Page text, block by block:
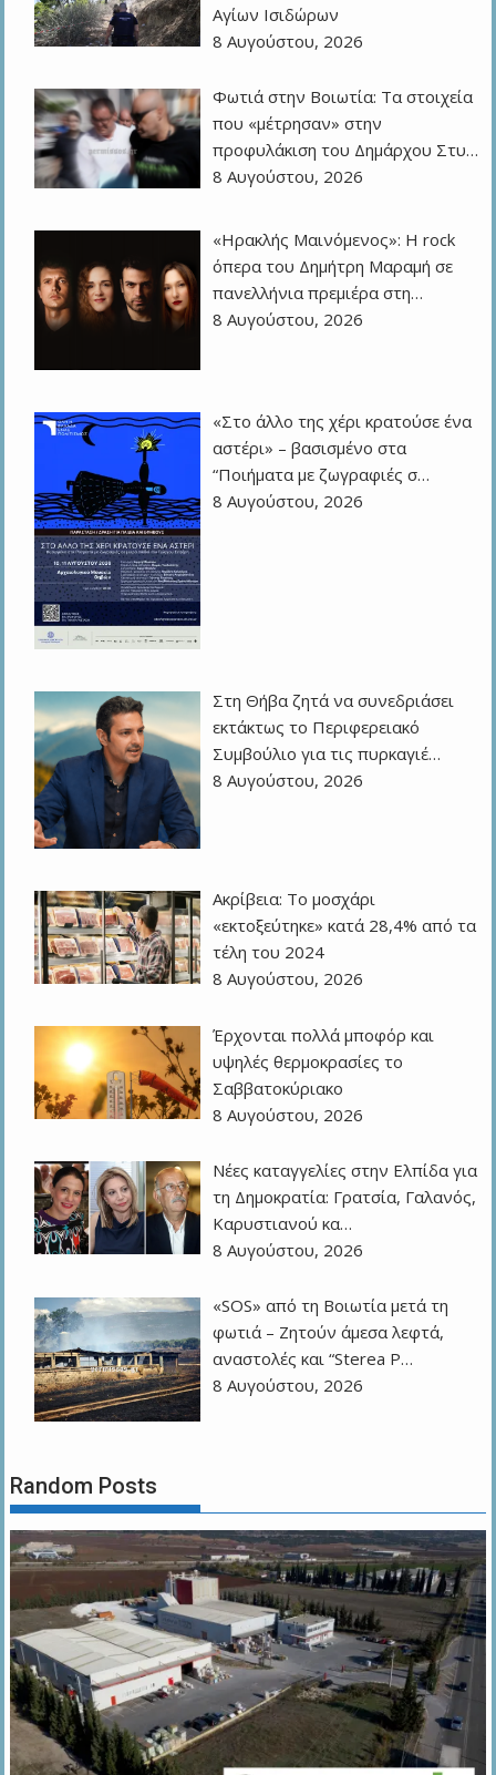
Αγίων Ισιδώρων
8 Αυγούστου, 2026
Φωτιά στην Βοιωτία: Τα στοιχεία
που «μέτρησαν» στην
προφυλάκιση του Δημάρχου Στυ…
8 Αυγούστου, 2026
«Ηρακλής Μαινόμενος»: H rock
όπερα του Δημήτρη Μαραμή σε
πανελλήνια πρεμιέρα στη…
8 Αυγούστου, 2026
«Στο άλλο της χέρι κρατούσε ένα
αστέρι» – βασισμένο στα
“Ποιήματα με ζωγραφιές σ…
8 Αυγούστου, 2026
Στη Θήβα ζητά να συνεδριάσει
εκτάκτως το Περιφερειακό
Συμβούλιο για τις πυρκαγιέ…
8 Αυγούστου, 2026
Ακρίβεια: Το μοσχάρι
«εκτοξεύτηκε» κατά 28,4% από τα
τέλη του 2024
8 Αυγούστου, 2026
Έρχονται πολλά μποφόρ και
υψηλές θερμοκρασίες το
Σαββατοκύριακο
8 Αυγούστου, 2026
Νέες καταγγελίες στην Ελπίδα για
τη Δημοκρατία: Γρατσία, Γαλανός,
Καρυστιανού κα…
8 Αυγούστου, 2026
«SOS» από τη Βοιωτία μετά τη
φωτιά – Ζητούν άμεσα λεφτά,
αναστολές και “Sterea P…
8 Αυγούστου, 2026
Random Posts